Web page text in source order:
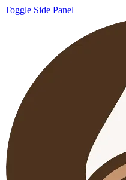
Toggle Side Panel